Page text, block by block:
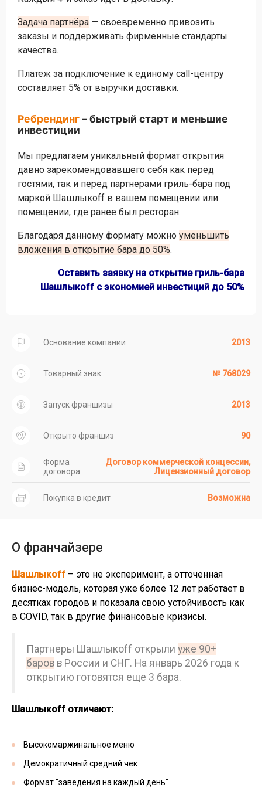
Задача партнёра — своевременно привозить
заказы и поддерживать фирменные стандарты
качества.
Платеж за подключение к единому call-центру
составляет 5% от выручки доставки.
Ребрендинг– быстрый старт и меньшие
инвестиции
Мы предлагаем уникальный формат открытия
давно зарекомендовавшего себя как перед
гостями, так и перед партнерами гриль-бара под
маркой Шашлыкоff в вашем помещении или
помещении, где ранее был ресторан.
Благодаря данному формату можно уменьшить
вложения в открытие бара до 50%.
Оставить заявку на открытие гриль-бара
Шашлыкоff с экономией инвестиций до 50%
Основание компании 2013
Товарный знак № 768029
Запуск франшизы 2013
Открыто франшиз 90
Форма
договора
Договор коммерческой концессии,
Лицензионный договор
Покупка в кредит Возможна
О франчайзере
Шашлыкoff – это не эксперимент, а отточенная
бизнес-модель, которая уже более 12 лет работает в
десятках городов и показала свою устойчивость как
в COVID, так в другие финансовые кризисы.
Партнеры Шашлыкoff открыли уже 90+
баров в России и СНГ. На январь 2026 года к
открытию готовятся еще 3 бара.
Шашлыкoff отличают:
Высокомаржинальное меню
Демократичный средний чек
Формат "заведения на каждый день"